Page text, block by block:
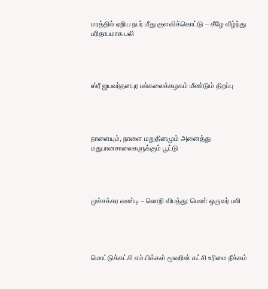
மரத்தில் ஏறிய நபர் மீது குளவிக்கொட்டு – கீழே வீழ்ந்து
பரிதாபமாக பலி
ஸ்ரீ ஜயவர்தனபுர பல்கலைக்கழகம் மீண்டும் திறப்பு
நாளையும், நாளை மறுதினமும் அனைத்து
மதுபானசாலைகளுக்கும் பூட்டு
முச்சக்கர வண்டி – லொறி விபத்து: பெண் ஒருவர் பலி
மொட்டுக்கட்சி எம்.பிக்கள் மூவரின் கட்சி உரிமை நீக்கம்